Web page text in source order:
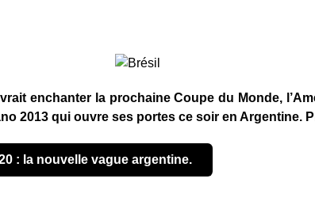
enchanter la prochaine Coupe du Monde,
2013 qui ouvre ses portes ce soir en Argentine.
: la nouvelle vague argentine.